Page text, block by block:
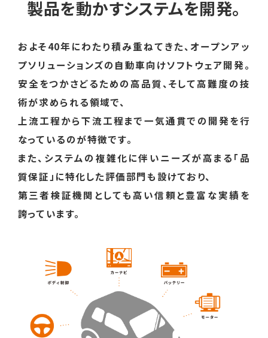
製品を動かすシステムを開発。
およそ40年にわたり積み重ねてきた、オープンアッ
プソリューションズの自動車向けソフトウェア開発。
安全をつかさどるための高品質、そして高難度の技
術が求められる領域で、
上流工程から下流工程まで一気通貫での開発を行
なっているのが特徴です。
また、システムの複雑化に伴いニーズが高まる「品
質保証」に特化した評価部門も設けており、
第三者検証機関としても高い信頼と豊富な実績を
誇っています。